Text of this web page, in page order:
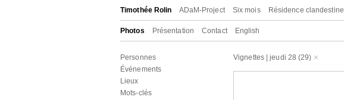
Timothée Rolin ADaM-Project Six mois Résidence clandestine
Photos Présentation Contact English
Personnes
Événements
Lieux
Mots-clés
Vignettes|jeudi 28 (29)